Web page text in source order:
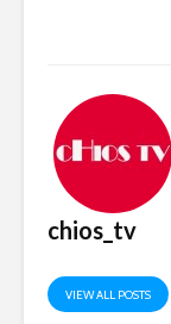
chios_tv
VIEW ALL POSTS